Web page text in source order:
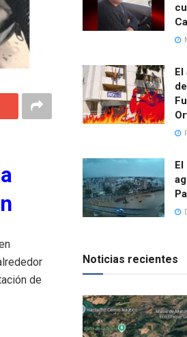
de
El
El
Noticias recientes